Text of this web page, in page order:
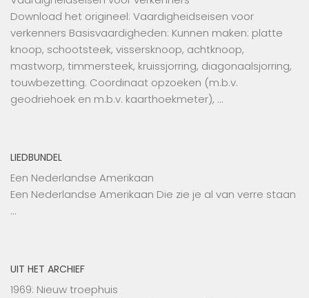
Download het origineel: Vaardigheidseisen voor
verkenners Basisvaardigheden: Kunnen maken: platte
knoop, schootsteek, vissersknoop, achtknoop,
mastworp, timmersteek, kruissjorring, diagonaalsjorring,
touwbezetting. Coordinaat opzoeken (m.b.v.
geodriehoek en m.b.v. kaarthoekmeter), …
LIEDBUNDEL
Een Nederlandse Amerikaan
Een Nederlandse Amerikaan Die zie je al van verre staan
…
UIT HET ARCHIEF
1969: Nieuw troephuis